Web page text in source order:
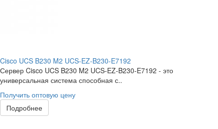
Cisco UCS B230 M2 UCS-EZ-B230-E7192
Сервер Cisco UCS B230 M2 UCS-EZ-B230-E7192 - это
универсальная система способная с..
Получить оптовую цену
Подробнее